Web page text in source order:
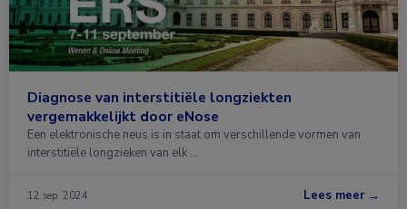
Diagnose van interstitiële longziekten
vergemakkelijkt door eNose
Een elektronische neus is in staat om verschillende vormen van
interstitiële longzieken van elk …
12 sep. 2024 Lees meer →